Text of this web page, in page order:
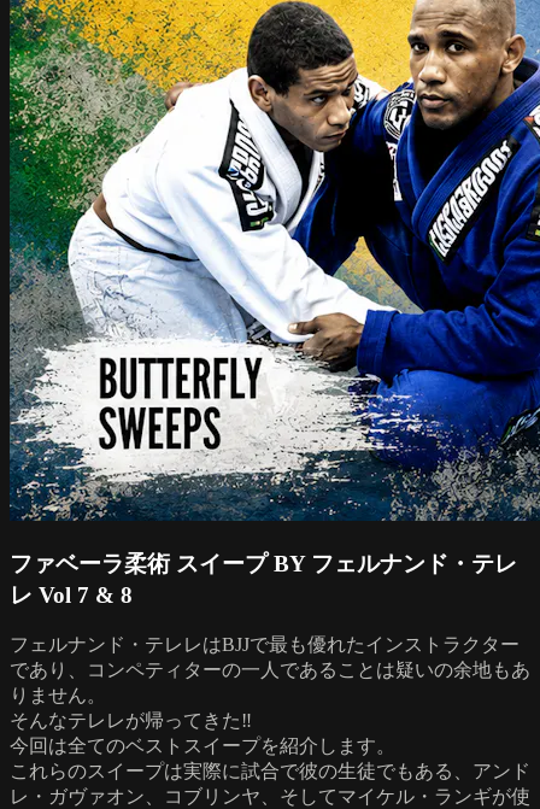
ファベーラ柔術 スイープ BY フェルナンド・テレ
レ Vol 7 & 8
フェルナンド・テレレはBJJで最も優れたインストラクター
であり、コンペティターの一人であることは疑いの余地もあ
りません。
そんなテレレが帰ってきた‼
今回は全てのベストスイープを紹介します。
これらのスイープは実際に試合で彼の生徒でもある、アンド
レ・ガヴァオン、コブリンヤ、そしてマイケル・ランギが使